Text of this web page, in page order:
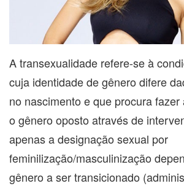
A transexualidade refere-se à
cuja identidade de gênero difere
no nascimento e que procura
o gênero oposto através de
apenas a designação sexual por
feminilização/masculinização
gênero a ser transicionado